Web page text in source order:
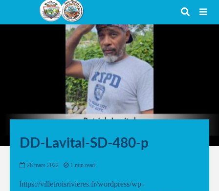
DD-Lavital-SD-480-p
28 mars 2022 1 min read
https://villetroisrivieres.fr/wordpress/wp-